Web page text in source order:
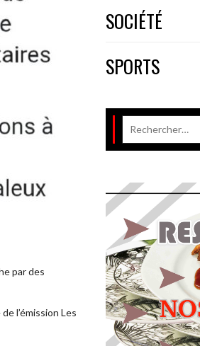
par des
l’émission Les
SOCIÉTÉ
SPORTS